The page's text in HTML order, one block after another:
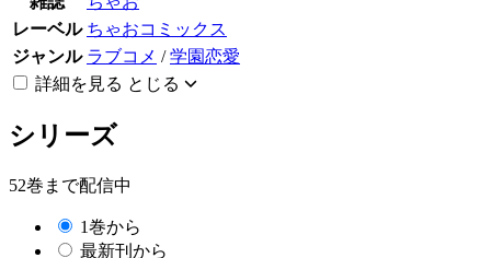
レーベル ちゃおコミックス
ジャンル ラブコメ /学園恋愛
詳細を見る とじる
シリーズ
52巻まで配信中
1巻から
最新刊から